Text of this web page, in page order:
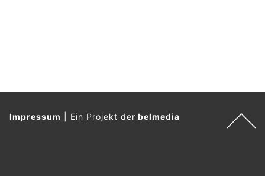
Impressum Ein Projekt derbelmedia